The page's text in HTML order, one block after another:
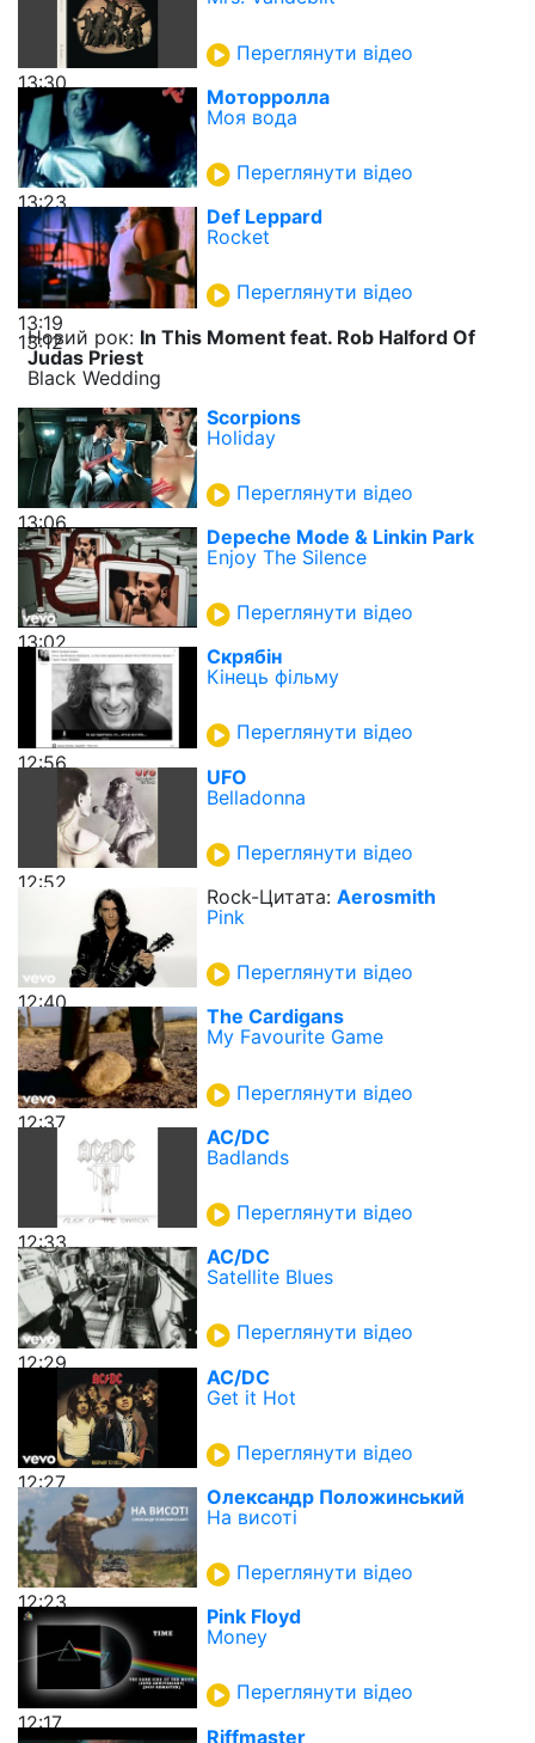
13:30
Переглянути відео
13:23
Моторролла
Моя вода
Переглянути відео
13:19
Def Leppard
Rocket
Переглянути відео
13:12
Новий рок: In This Moment feat. Rob Halford Of
Judas Priest
Black Wedding
13:06
Scorpions
Holiday
Переглянути відео
13:02
Depeche Mode & Linkin Park
Enjoy The Silence
Переглянути відео
12:56
Скрябін
Кінець фільму
Переглянути відео
12:52
UFO
Belladonna
Переглянути відео
12:40
Rock-Цитата: Aerosmith
Pink
Переглянути відео
12:37
The Cardigans
My Favourite Game
Переглянути відео
12:33
AC/DC
Badlands
Переглянути відео
12:29
AC/DC
Satellite Blues
Переглянути відео
12:27
AC/DC
Get it Hot
Переглянути відео
12:23
Олександр Положинський
На висоті
Переглянути відео
12:17
Pink Floyd
Money
Переглянути відео
Riffmaster